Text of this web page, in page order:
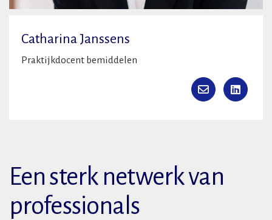
Catharina Janssens
Praktijkdocent bemiddelen
Een sterk netwerk van
professionals